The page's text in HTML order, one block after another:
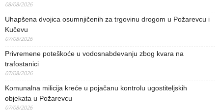
08/08/2026
Uhapšena dvojica osumnjičenih za trgovinu drogom u Požarevcu i
Kučevu
07/08/2026
Privremene poteškoće u vodosnabdevanju zbog kvara na
trafostanici
07/08/2026
Komunalna milicija kreće u pojačanu kontrolu ugostiteljskih
objekata u Požarevcu
07/08/2026